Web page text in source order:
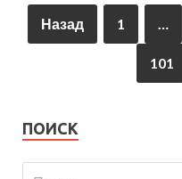
Назад 1
101
ПОИСК